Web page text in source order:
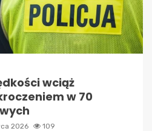
wciąż
w 70
2026 109